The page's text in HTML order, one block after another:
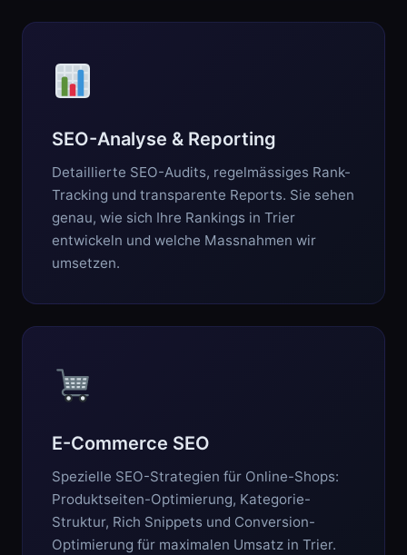
SEO-Analyse & Reporting
Detaillierte SEO-Audits, regelmässiges Rank-
Tracking und transparente Reports. Sie sehen
genau, wie sich Ihre Rankings in Trier
entwickeln und welche Massnahmen wir
umsetzen.
E-Commerce SEO
Spezielle SEO-Strategien für Online-Shops:
Produktseiten-Optimierung, Kategorie-
Struktur, Rich Snippets und Conversion-
Optimierung für maximalen Umsatz in Trier.